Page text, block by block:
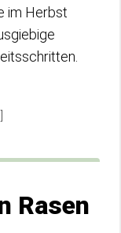
im Herbst
Rasen